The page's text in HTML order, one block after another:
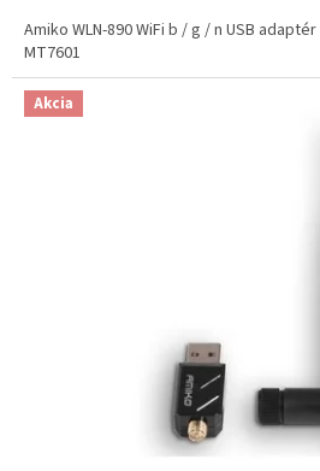
Amiko WLN-890 WiFi b / g / n USB
MT7601
Akcia